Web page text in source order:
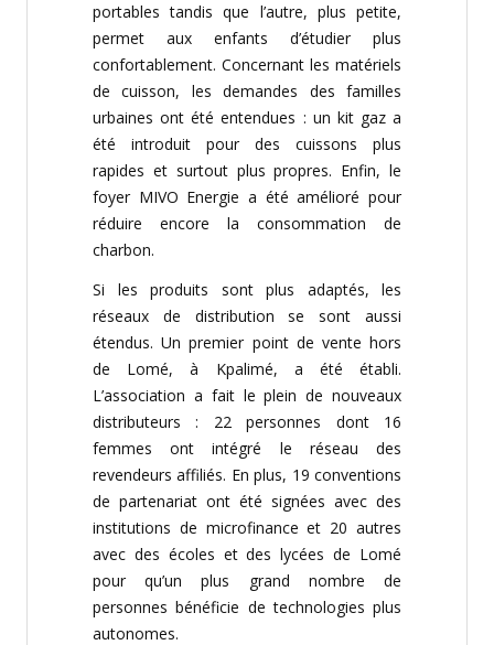
portables tandis que l’autre, plus petite,
permet aux enfants d’étudier plus
confortablement. Concernant les matériels
de cuisson, les demandes des familles
urbaines ont été entendues : un kit gaz a
été introduit pour des cuissons plus
rapides et surtout plus propres. Enfin, le
foyer MIVO Energie a été amélioré pour
réduire encore la consommation de
charbon.
Si les produits sont plus adaptés, les
réseaux de distribution se sont aussi
étendus. Un premier point de vente hors
de Lomé, à Kpalimé, a été établi.
L’association a fait le plein de nouveaux
distributeurs : 22 personnes dont 16
femmes ont intégré le réseau des
revendeurs affiliés. En plus, 19 conventions
de partenariat ont été signées avec des
institutions de microfinance et 20 autres
avec des écoles et des lycées de Lomé
pour qu’un plus grand nombre de
personnes bénéficie de technologies plus
autonomes.